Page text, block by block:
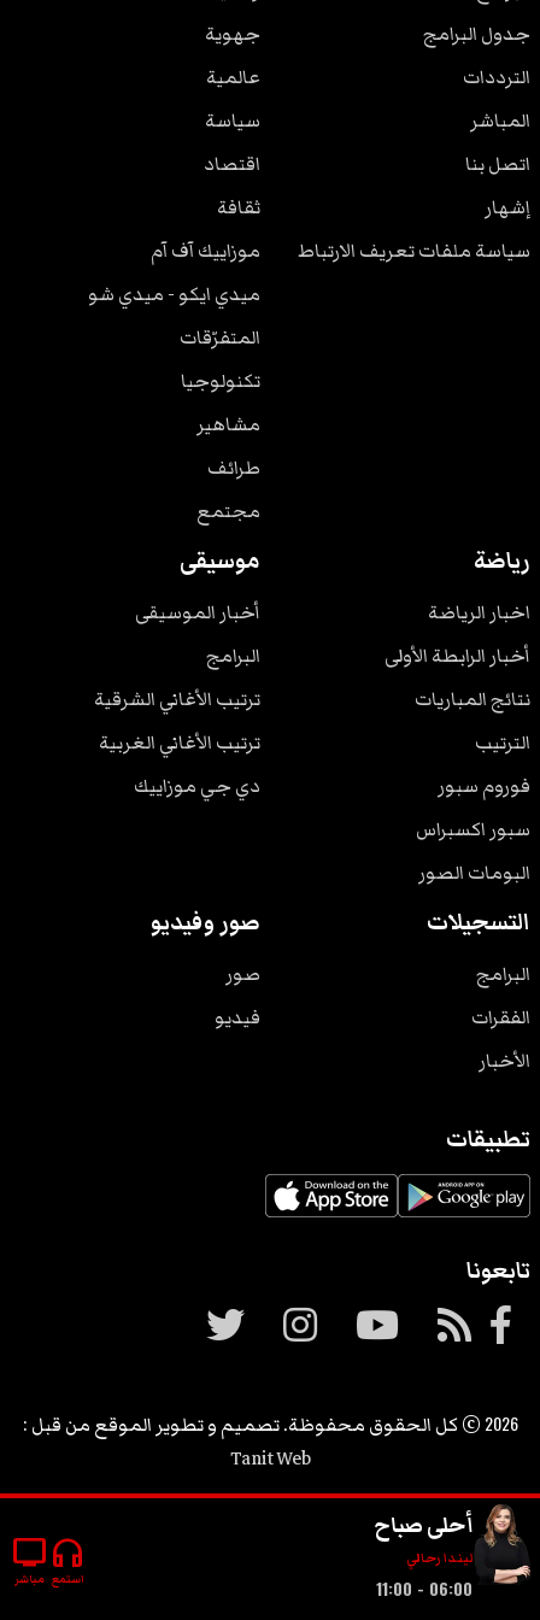
جدول البرامج
الترددات
المباشر
اتصل بنا
إشهار
سياسة ملفات تعريف الارتباط
جهوية
عالمية
سياسة
اقتصاد
ثقافة
موزاييك آف آم
ميدي ايكو - ميدي شو
المتفرّقات
تكنولوجيا
مشاهير
طرائف
مجتمع
رياضة
اخبار الرياضة
أخبار الرابطة الأولى
نتائج المباريات
الترتيب
فوروم سبور
سبور اكسبراس
البومات الصور
موسيقى
أخبار الموسيقى
البرامج
ترتيب الأغاني الشرقية
ترتيب الأغاني الغربية
دي جي موزاييك
التسجيلات
البرامج
الفقرات
الأخبار
صور وفيديو
صور
فيديو
تطبيقات
تابعونا
2026 © كل الحقوق محفوظة. تصميم و تطوير الموقع من قبل :
Tanit Web
أحلى صباح
ليندا رحالي
06:00 - 11:00
headphones
استمع
tv
مباشر